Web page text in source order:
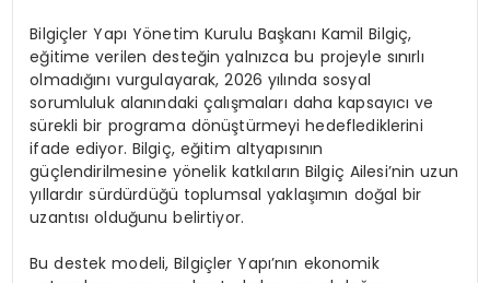
Bilgiçler Yapı Yönetim Kurulu Başkanı Kamil Bilgiç,
eğitime verilen desteğin yalnızca bu projeyle sınırlı
olmadığını vurgulayarak, 2026 yılında sosyal
sorumluluk alanındaki çalışmaları daha kapsayıcı ve
sürekli bir programa dönüştürmeyi hedeflediklerini
ifade ediyor. Bilgiç, eğitim altyapısının
güçlendirilmesine yönelik katkıların Bilgiç Ailesi’nin uzun
yıllardır sürdürdüğü toplumsal yaklaşımın doğal bir
uzantısı olduğunu belirtiyor.
Bu destek modeli, Bilgiçler Yapı’nın ekonomik